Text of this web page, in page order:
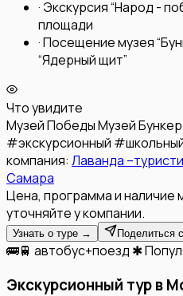
· Экскурсия “Народ -
площади
·Посещение музея
“Ядерный щит”
Что увидите
Музей ПобедыМузей
#экскурсионный #
компания: Лаванда
Самара
Цена, программа и наличие
уточняйте у компании.
Узнать о туре → Поделиться
🚌🚆 автобус+поезд ✱
Экскурсионный тур в